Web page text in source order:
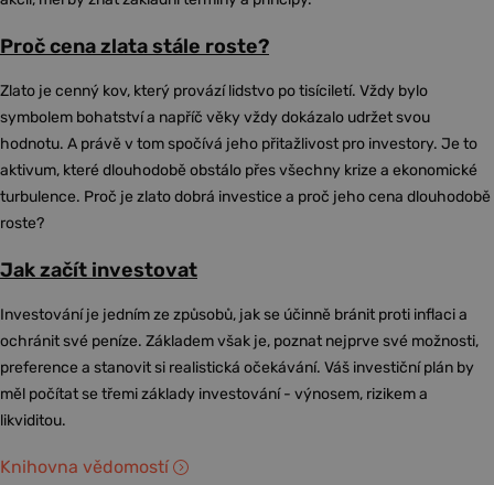
Proč cena zlata stále roste?
Zlato je cenný kov, který provází lidstvo po tisíciletí. Vždy bylo
symbolem bohatství a napříč věky vždy dokázalo udržet svou
hodnotu. A právě v tom spočívá jeho přitažlivost pro investory. Je to
aktivum, které dlouhodobě obstálo přes všechny krize a ekonomické
turbulence. Proč je zlato dobrá investice a proč jeho cena dlouhodobě
roste?
Jak začít investovat
Investování je jedním ze způsobů, jak se účinně bránit proti inflaci a
ochránit své peníze. Základem však je, poznat nejprve své možnosti,
preference a stanovit si realistická očekávání. Váš investiční plán by
měl počítat se třemi základy investování - výnosem, rizikem a
likviditou.
Knihovna vědomostí